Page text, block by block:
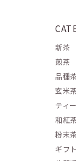
新茶
煎茶
品種茶
玄米
ティ
和紅茶
粉末茶
ギフト